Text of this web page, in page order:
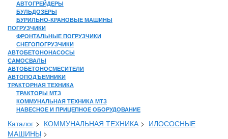
АВТОГРЕЙДЕРЫ
БУЛЬДОЗЕРЫ
БУРИЛЬНО-КРАНОВЫЕ МАШИНЫ
ПОГРУЗЧИКИ
ФРОНТАЛЬНЫЕ ПОГРУЗЧИКИ
СНЕГОПОГРУЗЧИКИ
АВТОБЕТОНОНАСОСЫ
САМОСВАЛЫ
АВТОБЕТОНОСМЕСИТЕЛИ
АВТОПОДЪЕМНИКИ
ТРАКТОРНАЯ ТЕХНИКА
ТРАКТОРЫ МТЗ
КОММУНАЛЬНАЯ ТЕХНИКА МТЗ
НАВЕСНОЕ И ПРИЦЕПНОЕ ОБОРУДОВАНИЕ
Каталог > КОММУНАЛЬНАЯ ТЕХНИКА> ИЛОСОСНЫЕ
МАШИНЫ >